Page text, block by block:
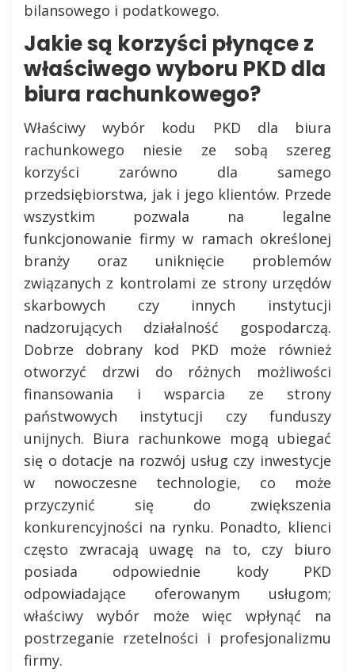
bilansowego i podatkowego.
Jakie są korzyści płynące z
właściwego wyboru PKD dla
biura rachunkowego?
Właściwy wybór kodu PKD dla biura
rachunkowego niesie ze sobą szereg
korzyści zarówno dla samego
przedsiębiorstwa, jak i jego klientów. Przede
wszystkim pozwala na legalne
funkcjonowanie firmy w ramach określonej
branży oraz uniknięcie problemów
związanych z kontrolami ze strony urzędów
skarbowych czy innych instytucji
nadzorujących działalność gospodarczą.
Dobrze dobrany kod PKD może również
otworzyć drzwi do różnych możliwości
finansowania i wsparcia ze strony
państwowych instytucji czy funduszy
unijnych. Biura rachunkowe mogą ubiegać
się o dotacje na rozwój usług czy inwestycje
w nowoczesne technologie, co może
przyczynić się do zwiększenia
konkurencyjności na rynku. Ponadto, klienci
często zwracają uwagę na to, czy biuro
posiada odpowiednie kody PKD
odpowiadające oferowanym usługom;
właściwy wybór może więc wpłynąć na
postrzeganie rzetelności i profesjonalizmu
firmy.